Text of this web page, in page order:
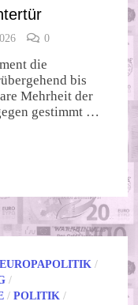
0
die
bis
Mehrheit der
gestimmt …
EUROPAPOLITIK /
/
/POLITIK /